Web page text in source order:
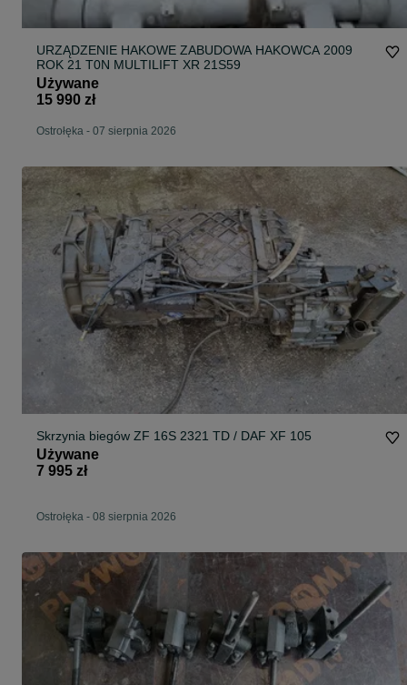
URZĄDZENIE HAKOWE ZABUDOWA HAKOWCA 2009
ROK 21 T0N MULTILIFT XR 21S59
Używane
15 990 zł
Ostrołęka - 07 sierpnia 2026
Skrzynia biegów ZF 16S 2321 TD / DAF XF 105
Używane
7 995 zł
Ostrołęka - 08 sierpnia 2026